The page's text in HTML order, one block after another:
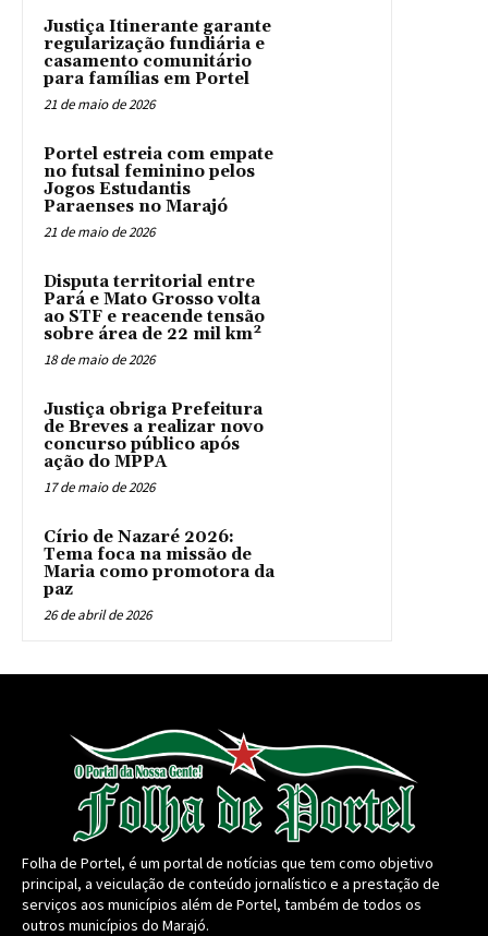
Justiça Itinerante garante
regularização fundiária e
casamento comunitário
para famílias em Portel
21 de maio de 2026
Portel estreia com empate
no futsal feminino pelos
Jogos Estudantis
Paraenses no Marajó
21 de maio de 2026
Disputa territorial entre
Pará e Mato Grosso volta
ao STF e reacende tensão
sobre área de 22 mil km²
18 de maio de 2026
Justiça obriga Prefeitura
de Breves a realizar novo
concurso público após
ação do MPPA
17 de maio de 2026
Círio de Nazaré 2026:
Tema foca na missão de
Maria como promotora da
paz
26 de abril de 2026
Folha de Portel, é um portal de notícias que tem como objetivo
principal, a veiculação de conteúdo jornalístico e a prestação de
serviços aos municípios além de Portel, também de todos os
outros municípios do Marajó.